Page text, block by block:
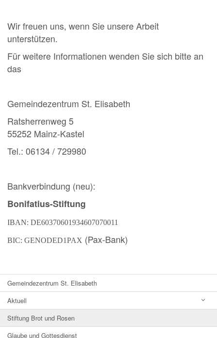
Wir freuen uns, wenn Sie unsere Arbeit
unterstützen.
Für weitere Informationen wenden Sie sich bitte an
das
Gemeindezentrum St. Elisabeth
Ratsherrenweg 5
55252 Mainz-Kastel
Tel.: 06134 / 729980
Bankverbindung (neu):
Bonifatius-Stiftung
IBAN: DE60370601934607070011
BIC: GENODED1PAX (Pax-Bank)
Gemeindezentrum St. Elisabeth
Aktuell
Stiftung Brot und Rosen
Glaube und Gottesdienst